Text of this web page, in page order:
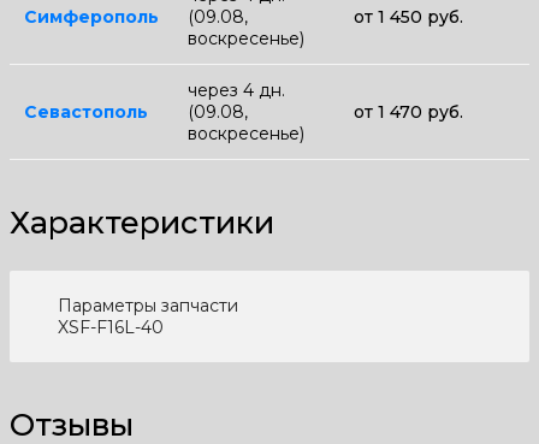
Симферополь
(09.08,
воскресенье)
от 1 450 руб.
Севастополь
через 4 дн.
(09.08,
воскресенье)
от 1 470 руб.
Характеристики
Параметры запчасти
XSF-F16L-40
Отзывы